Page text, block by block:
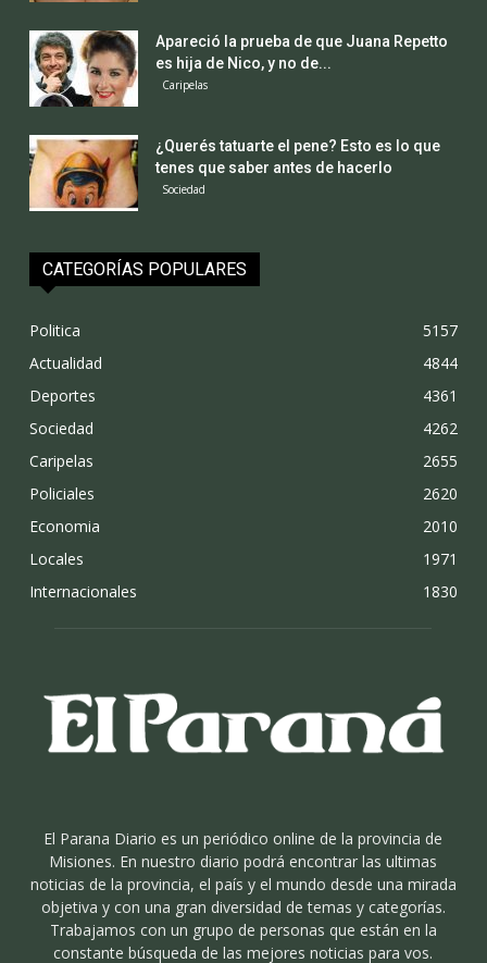
Apareció la prueba de que Juana Repetto
es hija de Nico, y no de...
Caripelas
¿Querés tatuarte el pene? Esto es lo que
tenes que saber antes de hacerlo
Sociedad
CATEGORÍAS POPULARES
Politica
5157
Actualidad
4844
Deportes
4361
Sociedad
4262
Caripelas
2655
Policiales
2620
Economia
2010
Locales
1971
Internacionales
1830
El Parana Diario es un periódico online de la provincia de
Misiones. En nuestro diario podrá encontrar las ultimas
noticias de la provincia, el país y el mundo desde una mirada
objetiva y con una gran diversidad de temas y categorías.
Trabajamos con un grupo de personas que están en la
constante búsqueda de las mejores noticias para vos.